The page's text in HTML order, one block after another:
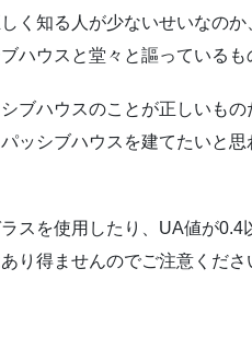
く知る人が少ないせいなの
ハウスと堂々と謳っているも
ブハウスのことが正しいも
ッシブハウスを建てたいと
スを使用したり、UA値が
り得ませんのでご注意くださ